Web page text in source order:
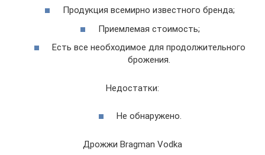
Продукция всемирно известного бренда;
Приемлемая стоимость;
Есть все необходимое для продолжительного
брожения.
Недостатки:
Не обнаружено.
Дрожжи Bragman Vodka